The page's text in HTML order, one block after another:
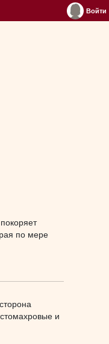
Войти
по мере
и